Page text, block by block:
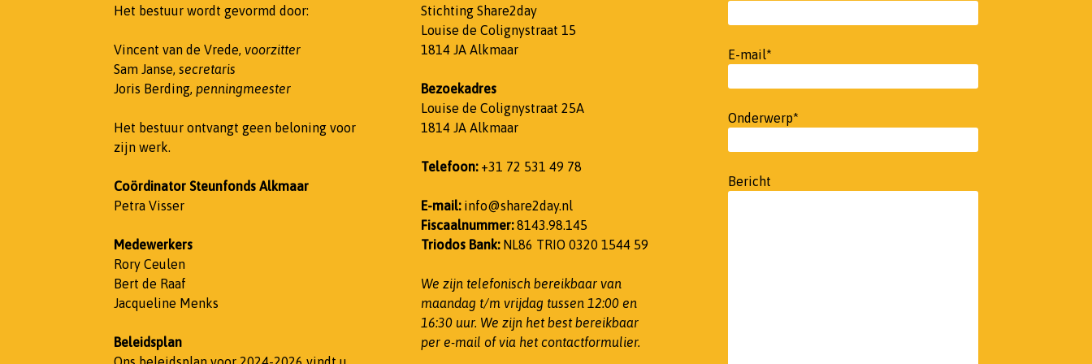
Het bestuur wordt gevormd door:
Vincent van de Vrede, voorzitter
Sam Janse, secretaris
Joris Berding, penningmeester
Het bestuur ontvangt geen beloning voor
zijn werk.
Coördinator Steunfonds Alkmaar
Petra Visser
Medewerkers
Rory Ceulen
Bert de Raaf
Jacqueline Menks
Beleidsplan
Stichting Share2day
Louise de Colignystraat 15
1814 JA Alkmaar
Bezoekadres
Louise de Colignystraat 25A
1814 JA Alkmaar
Telefoon: +31 72 531 49 78
E-mail:info@share2day.nl
Fiscaalnummer:8143.98.145
Triodos Bank:NL86 TRIO 0320 1544 59
We zijn telefonisch bereikbaar van
maandag t/m vrijdag tussen 12:00 en
16:30 uur. We zijn het best bereikbaar
per e-mail of via het contactformulier.
E-mail*
Onderwerp*
Bericht